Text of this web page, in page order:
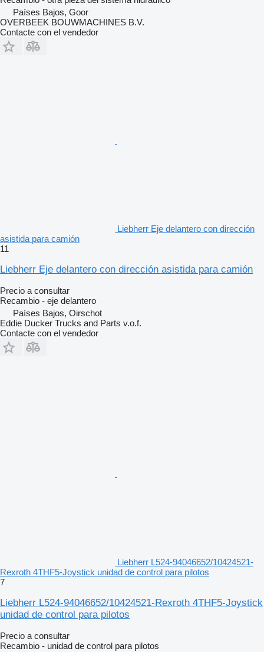
Países Bajos, Goor
OVERBEEK BOUWMACHINES B.V.
Contacte con el vendedor
Liebherr Eje delantero con dirección
asistida para camión
11
Liebherr Eje delantero con dirección asistida para camión
Precio a consultar
Recambio - eje delantero
Países Bajos, Oirschot
Eddie Ducker Trucks and Parts v.o.f.
Contacte con el vendedor
Liebherr L524-94046652/10424521-
Rexroth 4THF5-Joystick unidad de control para pilotos
7
Liebherr L524-94046652/10424521-Rexroth 4THF5-Joystick
unidad de control para pilotos
Precio a consultar
Recambio - unidad de control para pilotos